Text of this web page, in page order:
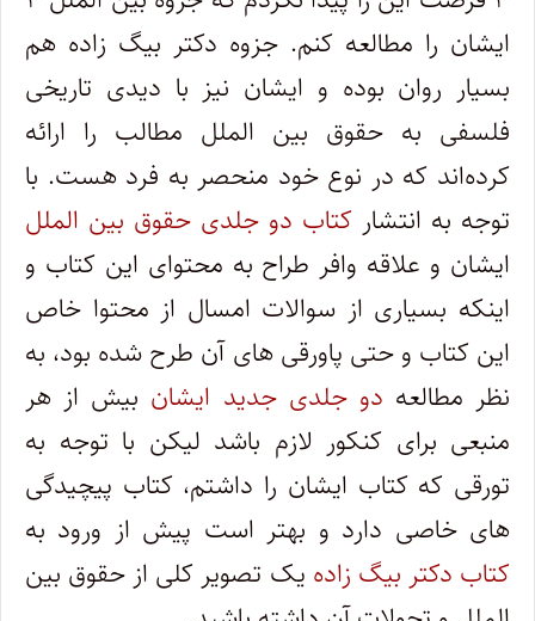
ایشان را مطالعه کنم. جزوه دکتر بیگ زاده هم
بسیار روان بوده و ایشان نیز با دیدی تاریخی
فلسفی به حقوق بین الملل مطالب را ارائه
کرده‌اند که در نوع خود منحصر به فرد هست. با
توجه به انتشار کتاب دو جلدی حقوق بین الملل
ایشان و علاقه وافر طراح به محتوای این کتاب و
اینکه بسیاری از سوالات امسال از محتوا خاص
این کتاب و حتی پاورقی های آن طرح شده بود، به
نظر مطالعه دو جلدی جدید ایشان بیش از هر
منبعی برای کنکور لازم باشد لیکن با توجه به
تورقی که کتاب ایشان را داشتم، کتاب پیچیدگی
های خاصی دارد و بهتر است پیش از ورود به
کتاب دکتر بیگ زاده یک تصویر کلی از حقوق بین